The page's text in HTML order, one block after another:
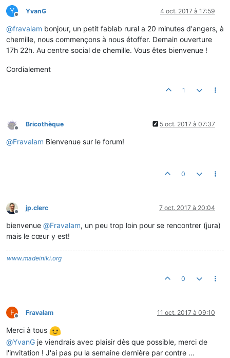
Y
Hors-ligne
YvanG 4 oct. 2017 à 17:59
@fravalam bonjour, un petit fablab rural a 20 minutes d'angers, à
chemille, nous commençons à nous étoffer. Demain ouverture
17h 22h. Au centre social de chemille. Vous êtes bienvenue !
Cordialement
1
Hors-ligne
Bricothèque 5 oct. 2017 à 07:37
@Fravalam Bienvenue sur le forum!
0
Hors-ligne
jp.clerc 7 oct. 2017 à 20:04
bienvenue @Fravalam, un peu trop loin pour se rencontrer (jura)
mais le cœur y est!
www.madeiniki.org
0
F
Hors-ligne
Fravalam 11 oct. 2017 à 09:10
Merci à tous
@YvanG je viendrais avec plaisir dès que possible, merci de
l'invitation ! J'ai pas pu la semaine dernière par contre ...